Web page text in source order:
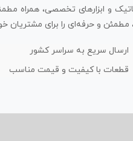
و ابزارهای تخصصی، همراه
و حرفه‌ای را برای مشتریان
ارسال سریع به سراسر کشور
قطعات با کیفیت و قیمت مناسب